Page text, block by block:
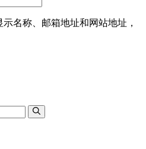
名称、邮箱地址和网站地址，